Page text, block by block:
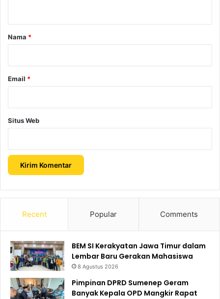
rNama *
Email *
Situs Web
Recent Popular Comments
BEM SI Kerakyatan Jawa Timur dalam
Lembar Baru Gerakan Mahasiswa
8 Agustus 2026
Pimpinan DPRD Sumenep Geram
Banyak Kepala OPD Mangkir Rapat